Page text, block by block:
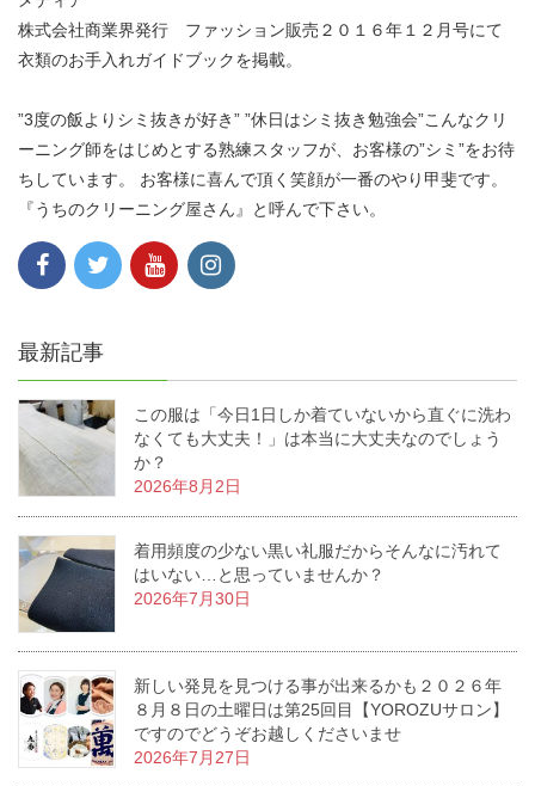
株式会社商業界発行 ファッション販売２０１６年１２月号にて
衣類のお手入れガイドブックを掲載。
”3度の飯よりシミ抜きが好き” ”休日はシミ抜き勉強会”こんなクリ
ーニング師をはじめとする熟練スタッフが、お客様の”シミ”をお待
ちしています。 お客様に喜んで頂く笑顔が一番のやり甲斐です。
『うちのクリーニング屋さん』と呼んで下さい。
最新記事
この服は「今日1日しか着ていないから直ぐに洗わ
なくても大丈夫！」は本当に大丈夫なのでしょう
か？
2026年8月2日
着用頻度の少ない黒い礼服だからそんなに汚れて
はいない…と思っていませんか？
2026年7月30日
新しい発見を見つける事が出来るかも２０２６年
８月８日の土曜日は第25回目【YOROZUサロン】
ですのでどうぞお越しくださいませ
2026年7月27日